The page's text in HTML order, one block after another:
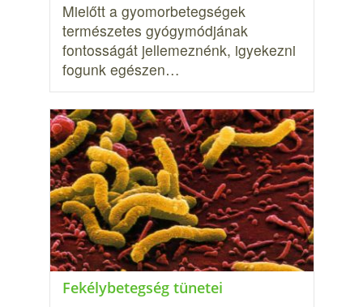
Mielőtt a gyomorbetegségek
természetes gyógymódjának
fontosságát jellemeznénk, igyekezni
fogunk egészen…
Fekélybetegség tünetei